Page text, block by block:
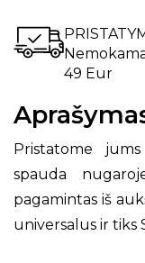
49 Eur
Pristatome
spauda
pagamintas iš
universalus ir tiks